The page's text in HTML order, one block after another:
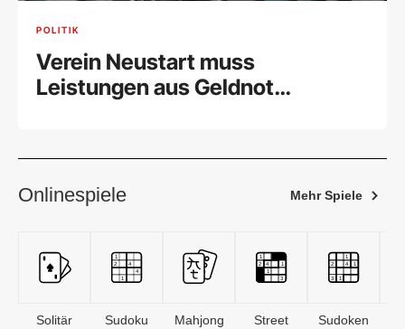
POLITIK
Verein Neustart muss
Leistungen aus Geldnot
Onlinespiele Mehr Spiele
Solitär Sudoku Mahjong Street Sudoken